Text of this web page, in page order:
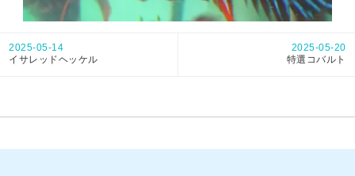
2025-05-14
イサレッドヘッケル
2025-05-20
特選コバルト